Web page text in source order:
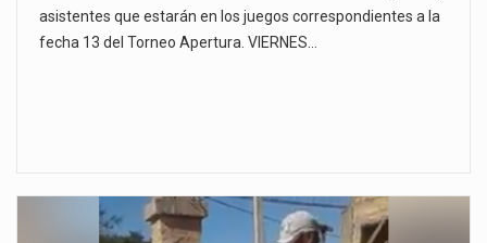
asistentes que estarán en los juegos correspondientes a la
fecha 13 del Torneo Apertura. VIERNES…